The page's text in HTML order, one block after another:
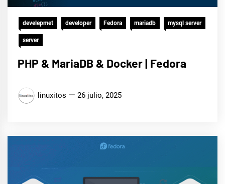
develepmet developer Fedora mariadb mysql server
server
PHP & MariaDB & Docker | Fedora
linuxitos 26 julio, 2025